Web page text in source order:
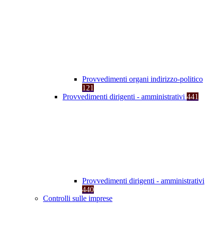
Provvedimenti organi indirizzo-politico
121
Provvedimenti dirigenti - amministrativi 441
Provvedimenti dirigenti - amministrativi
440
Controlli sulle imprese